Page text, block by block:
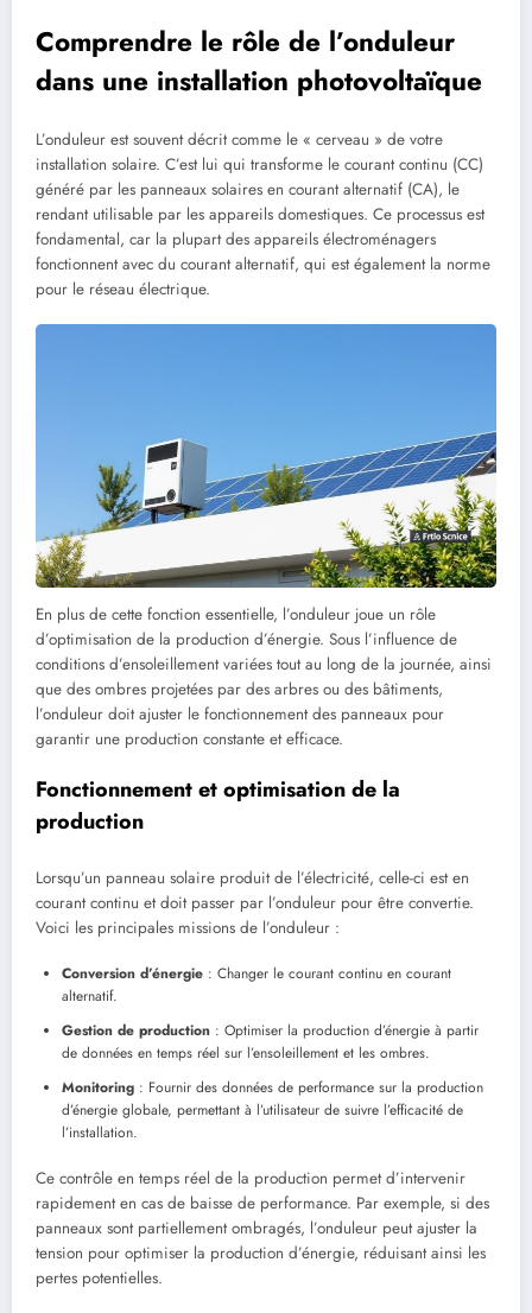
Comprendre le rôle de l’onduleur
dans une installation photovoltaïque
L’onduleur est souvent décrit comme le « cerveau » de votre
installation solaire. C’est lui qui transforme le courant continu (CC)
généré par les panneaux solaires en courant alternatif (CA), le
rendant utilisable par les appareils domestiques. Ce processus est
fondamental, car la plupart des appareils électroménagers
fonctionnent avec du courant alternatif, qui est également la norme
pour le réseau électrique.
En plus de cette fonction essentielle, l’onduleur joue un rôle
d’optimisation de la production d’énergie. Sous l’influence de
conditions d’ensoleillement variées tout au long de la journée, ainsi
que des ombres projetées par des arbres ou des bâtiments,
l’onduleur doit ajuster le fonctionnement des panneaux pour
garantir une production constante et efficace.
Fonctionnement et optimisation de la
production
Lorsqu’un panneau solaire produit de l’électricité, celle-ci est en
courant continu et doit passer par l’onduleur pour être convertie.
Voici les principales missions de l’onduleur :
Conversion d’énergie : Changer le courant continu en courant
alternatif.
Gestion de production : Optimiser la production d’énergie à partir
de données en temps réel sur l’ensoleillement et les ombres.
Monitoring : Fournir des données de performance sur la production
d’énergie globale, permettant à l’utilisateur de suivre l’efficacité de
l’installation.
Ce contrôle en temps réel de la production permet d’intervenir
rapidement en cas de baisse de performance. Par exemple, si des
panneaux sont partiellement ombragés, l’onduleur peut ajuster la
tension pour optimiser la production d’énergie, réduisant ainsi les
pertes potentielles.